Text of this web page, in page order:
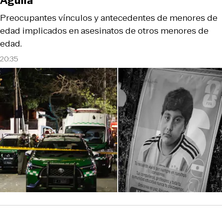
20:35
Preocupantes vínculos y antecedentes de menores de
edad implicados en asesinatos de otros menores de
edad.